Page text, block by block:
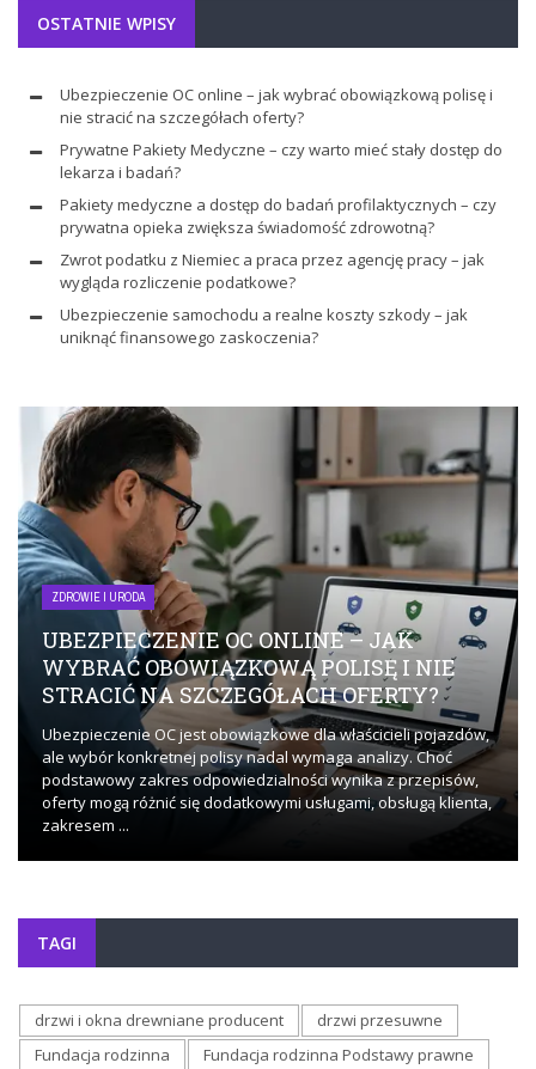
OSTATNIE WPISY
Ubezpieczenie OC online – jak wybrać obowiązkową polisę i
nie stracić na szczegółach oferty?
Prywatne Pakiety Medyczne – czy warto mieć stały dostęp do
lekarza i badań?
Pakiety medyczne a dostęp do badań profilaktycznych – czy
prywatna opieka zwiększa świadomość zdrowotną?
Zwrot podatku z Niemiec a praca przez agencję pracy – jak
wygląda rozliczenie podatkowe?
Ubezpieczenie samochodu a realne koszty szkody – jak
uniknąć finansowego zaskoczenia?
ZDROWIE I URODA
UBEZPIECZENIE OC ONLINE – JAK
WYBRAĆ OBOWIĄZKOWĄ POLISĘ I NIE
STRACIĆ NA SZCZEGÓŁACH OFERTY?
Ubezpieczenie OC jest obowiązkowe dla właścicieli pojazdów,
ale wybór konkretnej polisy nadal wymaga analizy. Choć
podstawowy zakres odpowiedzialności wynika z przepisów,
oferty mogą różnić się dodatkowymi usługami, obsługą klienta,
zakresem ...
TAGI
drzwi i okna drewniane producent
drzwi przesuwne
Fundacja rodzinna
Fundacja rodzinna Podstawy prawne